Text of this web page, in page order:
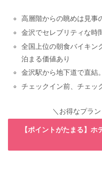
高層階からの眺めは見事
金沢でセレブリティな時
全国上位の朝食バイキン
泊まる価値あり
金沢駅から地下道で直結
チェックイン前、チェッ
＼お得なプラ
【ポイントがたまる】